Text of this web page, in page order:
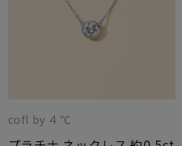
cofl by ４℃